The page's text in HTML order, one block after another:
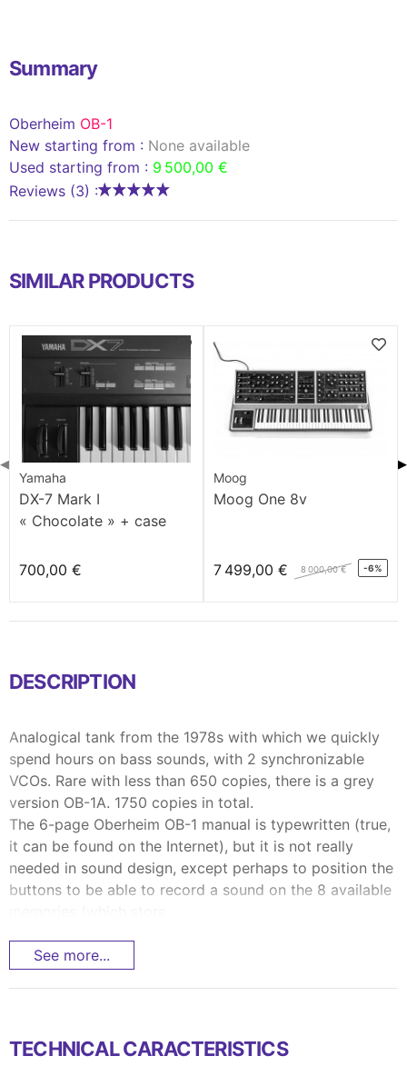
Summary
Oberheim OB-1
New starting from : None available
Used starting from : 9 500,00 €
Reviews (3) :
SIMILAR PRODUCTS
Yamaha
DX-7 Mark I
« Chocolate » + case
700,00 €
Moog
Moog One 8v
7 499,00 € 8 000,00 € -6%
◀ ▶
DESCRIPTION
Analogical tank from the 1978s with which we quickly
spend hours on bass sounds, with 2 synchronizable
VCOs. Rare with less than 650 copies, there is a grey
version OB-1A. 1750 copies in total.
The 6-page Oberheim OB-1 manual is typewritten (true,
it can be found on the Internet), but it is not really
needed in sound design, except perhaps to position the
buttons to be able to record a sound on the 8 available
See more...
TECHNICAL CARACTERISTICS